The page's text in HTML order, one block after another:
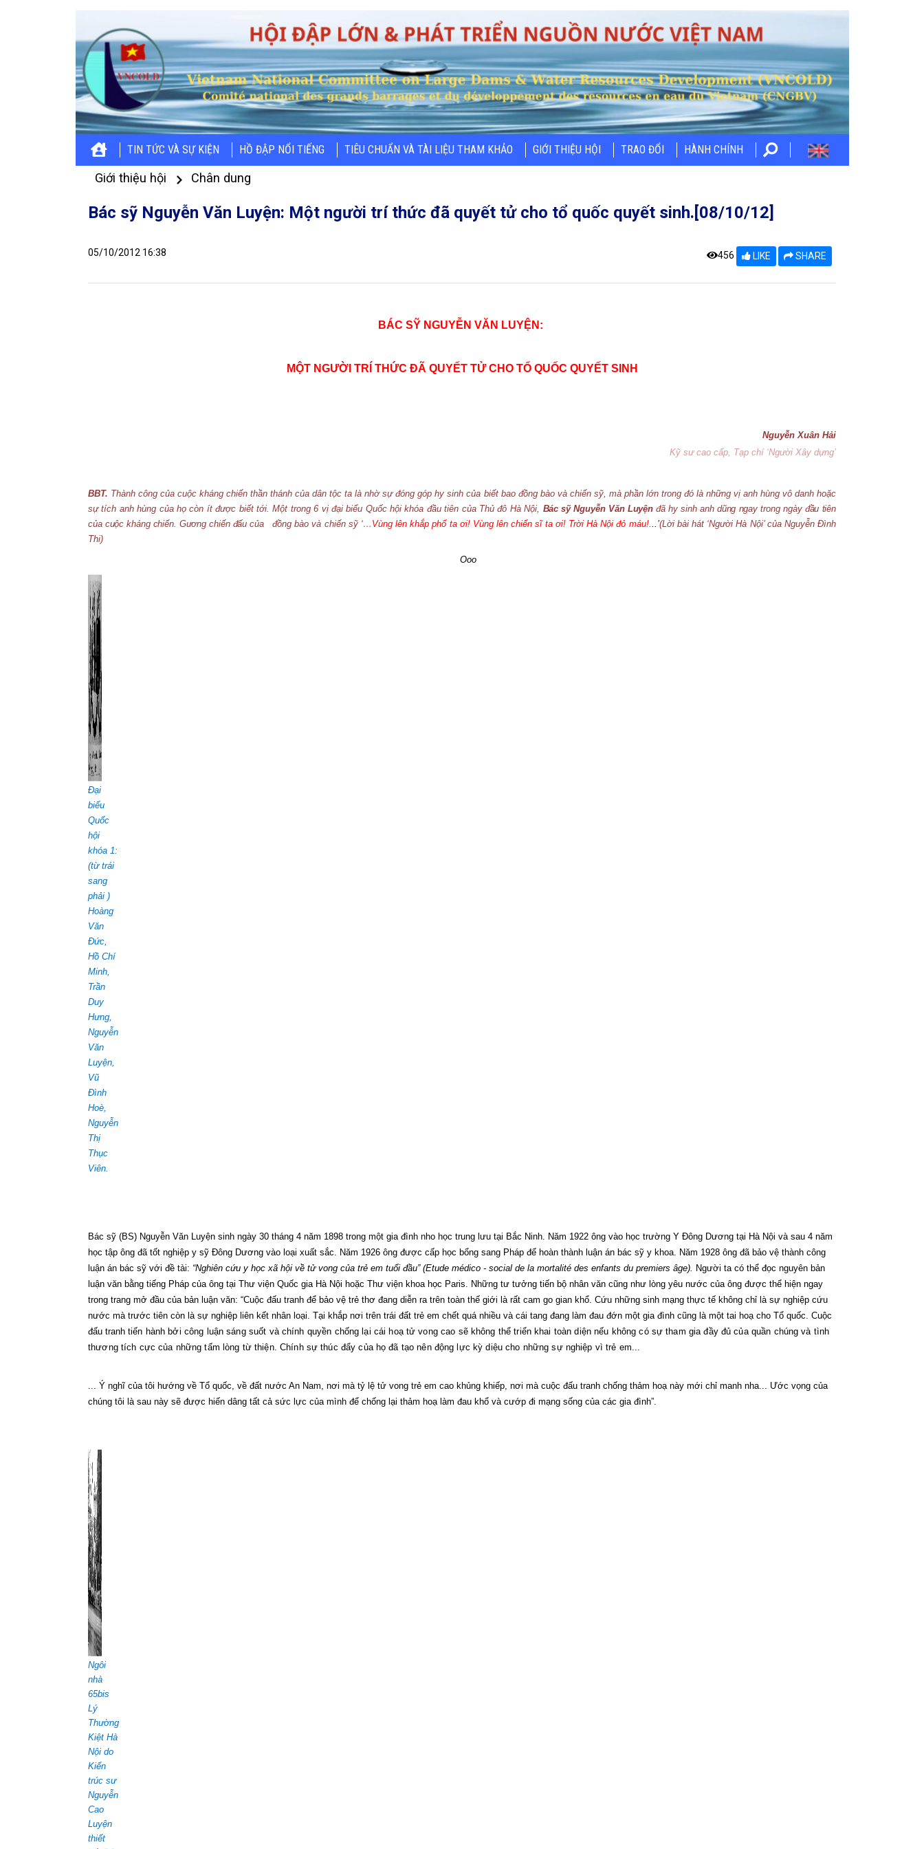
TIN TỨC VÀ SỰ KIỆN HỒ ĐẬP NỔI TIẾNG TIÊU CHUẨN VÀ TÀI LIỆU THAM KHẢO GIỚI THIỆU HỘI TRAO ĐỔI HÀNH CHÍNH
Giới thiệu hội Chân dung
Bác sỹ Nguyễn Văn Luyện: Một người trí thức đã quyết tử cho tổ quốc quyết sinh.[08/10/12]
05/10/2012 16:38 456 LIKE SHARE
BÁC SỸ NGUYỄN VĂN LUYỆN:
MỘT NGƯỜI TRÍ THỨC ĐÃ QUYẾT TỬ CHO TỔ QUỐC QUYẾT SINH
Nguyễn Xuân Hải
Kỹ sư cao cấp, Tạp chí ‘Người Xây dựng’
BBT. Thành công của cuộc kháng chiến thần thánh của dân tộc ta là nhờ sự đóng góp hy sinh của biết bao đồng bào và chiến sỹ, mà phần lớn trong đó là những vị anh hùng vô danh hoặc
sự tích anh hùng của họ còn ít được biết tới. Một trong 6 vị đại biểu Quốc hội khóa đầu tiên của Thủ đô Hà Nội, Bác sỹ Nguyễn Văn Luyện đã hy sinh anh dũng ngay trong ngày đầu tiên
của cuộc kháng chiến. Gương chiến đấu của
đồng bào và chiến sỹ ‘… Vùng lên khắp phố ta ơi! Vùng lên chiến sĩ ta ơi! Trời Hà Nội đỏ máu!...’(Lời bài hát ‘Người Hà Nội’ của Nguyễn Đình
Thi)
Ooo
Đại
biểu
Quốc
hội
khóa 1:
(từ trái
sang
phải )
Hoàng
Văn
Đức,
Hồ Chí
Minh,
Trần
Duy
Hưng,
Nguyễn
Văn
Luyện,
Vũ
Đình
Hoè,
Nguyễn
Thị
Thục
Viên.
Bác sỹ (BS) Nguyễn Văn Luyện sinh ngày 30 tháng 4 năm 1898 trong một gia đình nho học trung lưu tại Bắc Ninh. Năm 1922 ông vào học trường Y Đông Dương tại Hà Nội và sau 4 năm
học tập ông đã tốt nghiệp y sỹ Đông Dương vào loại xuất sắc. Năm 1926 ông được cấp học bổng sang Pháp để hoàn thành luận án bác sỹ y khoa. Năm 1928 ông đã bảo vệ thành công
luận án bác sỹ với đề tài: “Nghiên cứu y học xã hội về tử vong của trẻ em tuổi đầu” (Etude médico - social de la mortalité des enfants du premiers âge). Người ta có thể đọc nguyên bản
luận văn bằng tiếng Pháp của ông tại Thư viện Quốc gia Hà Nội hoặc Thư viện khoa học Paris. Những tư tưởng tiến bộ nhân văn cũng như lòng yêu nước của ông được thể hiện ngay
trong trang mở đầu của bản luận văn: “Cuộc đấu tranh để bảo vệ trẻ thơ đang diễn ra trên toàn thế giới là rất cam go gian khổ. Cứu những sinh mạng thực tế không chỉ là sự nghiệp cứu
nước mà trước tiên còn là sự nghiệp liên kết nhân loại. Tại khắp nơi trên trái đất trẻ em chết quá nhiều và cái tang đang làm đau đớn một gia đình cũng là một tai hoạ cho Tổ quốc. Cuộc
đấu tranh tiến hành bởi công luận sáng suốt và chính quyền chống lại cái hoạ tử vong cao sẽ không thể triển khai toàn diện nếu không có sự tham gia đầy đủ của quần chúng và tình
thương tích cực của những tấm lòng từ thiện. Chính sự thúc đẩy của họ đã tạo nên động lực kỳ diệu cho những sự nghiệp vì trẻ em...
... Ý nghĩ của tôi hướng về Tổ quốc, về đất nước An Nam, nơi mà tỷ lệ tử vong trẻ em cao khủng khiếp, nơi mà cuộc đấu tranh chống thảm hoạ này mới chỉ manh nha... Ước vọng của
chúng tôi là sau này sẽ được hiến dâng tất cả sức lực của mình để chống lại thảm hoạ làm đau khổ và cướp đi mạng sống của các gia đình”.
Ngôi
nhà
65bis
Lý
Thường
Kiệt Hà
Nội do
Kiến
trúc sư
Nguyễn
Cao
Luyện
thiết